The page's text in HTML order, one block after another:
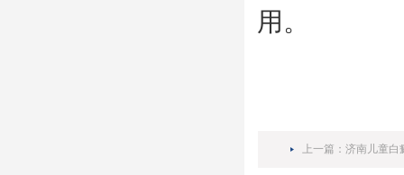
用。
上一篇：济南儿童白